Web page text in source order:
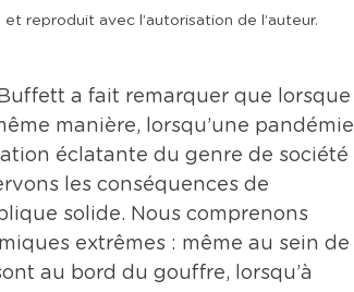
reproduit avec l’autorisation de l’auteur.
a fait remarquer que lorsque
manière, lorsqu’une pandémie
éclatante du genre de société
les conséquences de
solide. Nous comprenons
extrêmes : même au sein de
au bord du gouffre, lorsqu’à